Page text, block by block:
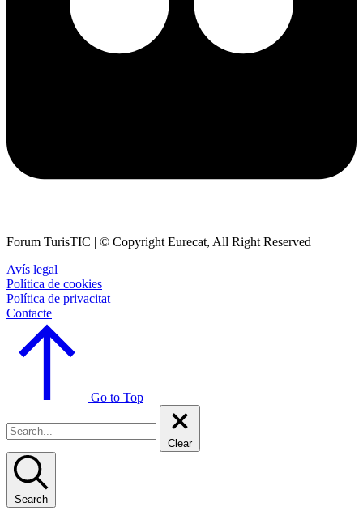
Forum TurisTIC | © Copyright Eurecat, All Right Reserved
Avís legal
Política de cookies
Política de privacitat
Contacte
Go to Top
Clear
Search